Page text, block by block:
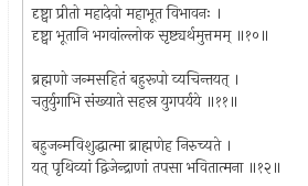
दृष्ट्वा प्रीतो महादेवो महाभूत विभावनः ।
दृष्ट्वा भूतानि भगवांल्लोक सृष्ट्यर्थमुत्तमम् ॥१०॥
ब्रह्मणो जन्मसहितं बहुरूपो व्यचिन्तयत् ।
चतुर्युगाभि संख्याते सहस्र युगपर्यये ॥११॥
बहुजन्मविशुद्धात्मा ब्राह्मणेह निरुच्यते ।
यत् पृथिव्यां द्विजेन्द्राणां तपसा भवितात्मना ॥१२॥